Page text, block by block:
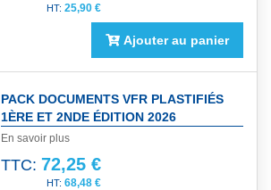
25,90 €
Ajouter au panier
PACK DOCUMENTS VFR PLASTIFIÉS
1ÈRE ET 2NDE ÉDITION 2026
En savoir plus
TTC: 72,25 €
68,48 €